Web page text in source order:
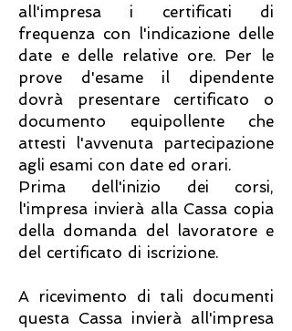
all'impresa i certificati di
frequenza con l'indicazione delle
date e delle relative ore. Per le
prove d'esame il dipendente
dovrà presentare certificato o
documento equipollente che
attesti l'avvenuta partecipazione
agli esami con date ed orari.
Prima dell'inizio dei corsi,
l'impresa invierà alla Cassa copia
della domanda del lavoratore e
del certificato di iscrizione.
A ricevimento di tali documenti
questa Cassa invierà all'impresa